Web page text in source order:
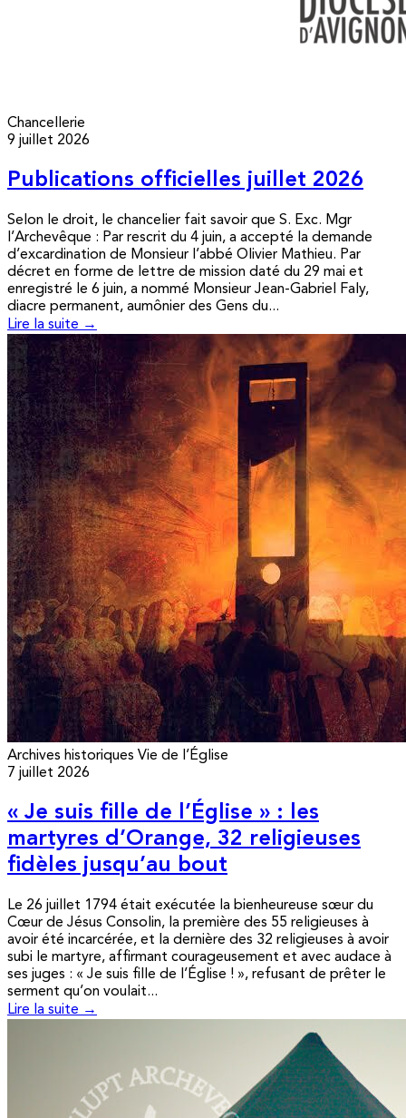
Chancellerie
9 juillet 2026
Publications officielles juillet 2026
Selon le droit, le chancelier fait savoir que S. Exc. Mgr
l’Archevêque : Par rescrit du 4 juin, a accepté la demande
d’excardination de Monsieur l’abbé Olivier Mathieu. Par
décret en forme de lettre de mission daté du 29 mai et
enregistré le 6 juin, a nommé Monsieur Jean-Gabriel Faly,
diacre permanent, aumônier des Gens du...
Lire la suite →
Archives historiques Vie de l’Église
7 juillet 2026
« Je suis fille de l’Église » : les
martyres d’Orange, 32 religieuses
fidèles jusqu’au bout
Le 26 juillet 1794 était exécutée la bienheureuse sœur du
Cœur de Jésus Consolin, la première des 55 religieuses à
avoir été incarcérée, et la dernière des 32 religieuses à avoir
subi le martyre, affirmant courageusement et avec audace à
ses juges : « Je suis fille de l’Église ! », refusant de prêter le
serment qu’on voulait...
Lire la suite →